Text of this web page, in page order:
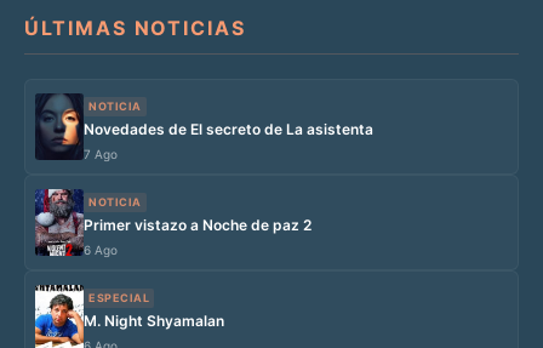
ÚLTIMAS NOTICIAS
NOTICIA
Novedades de El secreto de La asistenta
7 Ago
NOTICIA
Primer vistazo a Noche de paz 2
6 Ago
ESPECIAL
M. Night Shyamalan